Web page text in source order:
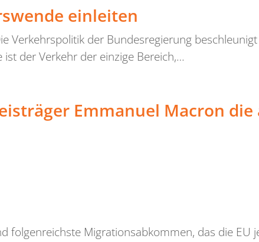
einleiten
Verkehrspolitik der Bundesregierung
der Verkehr der einzige Bereich,…
Emmanuel Macron
folgenreichste Migrationsabkommen, das die EU